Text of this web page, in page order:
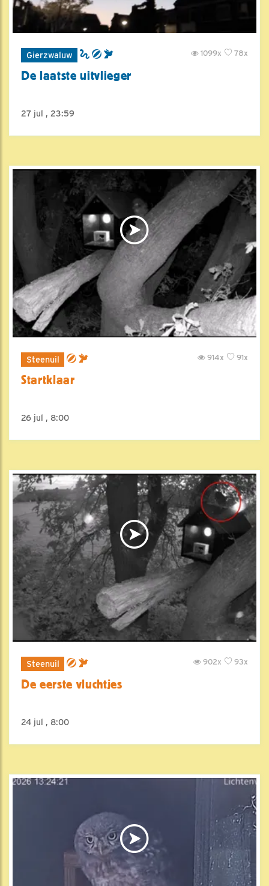
Gierzwaluw 78x
1099x
De laatste uitvlieger
27 jul , 23:59
Steenuil 91x
914x
Startklaar
26 jul , 8:00
Steenuil 93x
902x
De eerste vluchtjes
24 jul , 8:00